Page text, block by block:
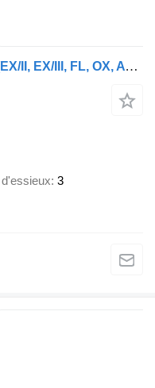
Groenewegen 20FT/30FT ADR (EX/II, EX/III, FL, OX, AT) / drum / NL-Chassis
3